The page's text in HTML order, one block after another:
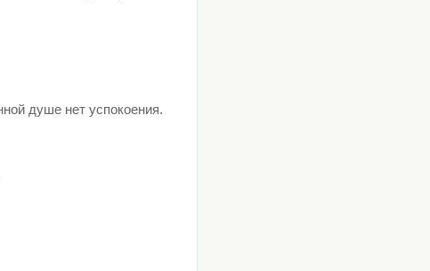
В странствии пребудешь на месте. Найдешь свои средства на странствие. Но в собственной душе нет успокоения.